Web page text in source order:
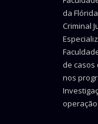
da
Criminal
de casos
nos